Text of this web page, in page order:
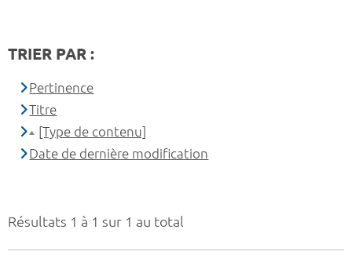
Résultats 1 à 1 sur 1 au total
TRIER PAR :
Pertinence
Titre
[Type de contenu]
Date de dernière modification